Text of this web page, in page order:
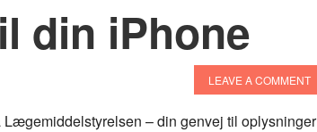
din iPhone
LEAVE A COMMENT
Lægemiddelstyrelsen – din genvej til oplysninger